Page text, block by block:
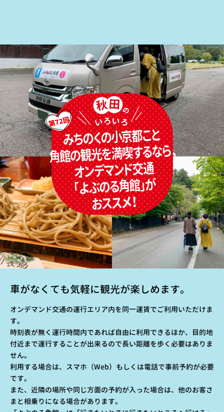
車がなくても気軽に観光が楽しめます。
オンデマンド交通の運行エリア内を同一運賃でご利用いただけま
す。
時刻表が無く運行時間内であれば自由に利用できるほか、
目的地
付近まで運行することが出来るので長い距離を歩く必要はありま
せん。
利用する場合は、スマホ（Web）もしくは電話で事前予約が必要
です。
また、近隣の場所や同じ方面の予約が入った場合は、 他のお客さ
まと相乗りになる場合があります。